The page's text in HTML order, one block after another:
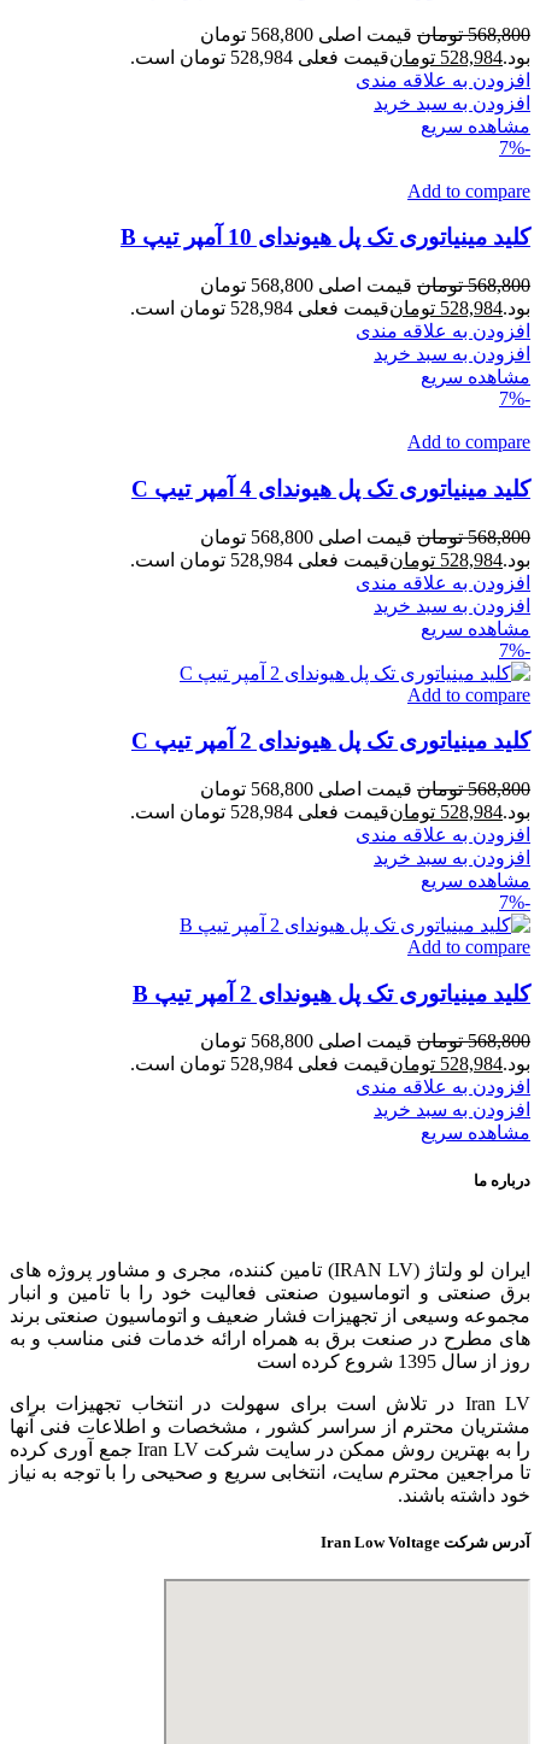
568,800 تومان
قیمت اصلی 568,800 تومان
بود.528,984 تومانقیمت فعلی 528,984 تومان است.
افزودن به علاقه مندی
افزودن به سبد خرید
مشاهده سریع
-7%
Add to compare
کلید مینیاتوری تک پل هیوندای 10 آمپر تیپ B
568,800 تومان
قیمت اصلی 568,800 تومان
بود.528,984 تومانقیمت فعلی 528,984 تومان است.
افزودن به علاقه مندی
افزودن به سبد خرید
مشاهده سریع
-7%
Add to compare
کلید مینیاتوری تک پل هیوندای 4 آمپر تیپ C
568,800 تومان
قیمت اصلی 568,800 تومان
بود.528,984 تومانقیمت فعلی 528,984 تومان است.
افزودن به علاقه مندی
افزودن به سبد خرید
مشاهده سریع
-7%
Add to compare
کلید مینیاتوری تک پل هیوندای 2 آمپر تیپ C
568,800 تومان
قیمت اصلی 568,800 تومان
بود.528,984 تومانقیمت فعلی 528,984 تومان است.
افزودن به علاقه مندی
افزودن به سبد خرید
مشاهده سریع
-7%
Add to compare
کلید مینیاتوری تک پل هیوندای 2 آمپر تیپ B
568,800 تومان
قیمت اصلی 568,800 تومان
بود.528,984 تومانقیمت فعلی 528,984 تومان است.
افزودن به علاقه مندی
افزودن به سبد خرید
مشاهده سریع
درباره ما
ایران لو ولتاژ (IRAN LV) تامین کننده، مجری و مشاور پروژه های
برق صنعتی و اتوماسیون صنعتی فعالیت خود را با تامین و انبار
مجموعه وسیعی از تجهیزات فشار ضعیف و اتوماسیون صنعتی برند
های مطرح در صنعت برق به همراه ارائه خدمات فنی مناسب و به
روز از سال 1395 شروع کرده است
Iran LV در تلاش است برای سهولت در انتخاب تجهیزات برای
مشتریان محترم از سراسر کشور ، مشخصات و اطلاعات فنی آنها
را به بهترین روش ممکن در سایت شرکت Iran LV جمع آوری کرده
تا مراجعین محترم سایت، انتخابی سریع و صحیحی را با توجه به نیاز
خود داشته باشند.
آدرس شرکت Iran Low Voltage